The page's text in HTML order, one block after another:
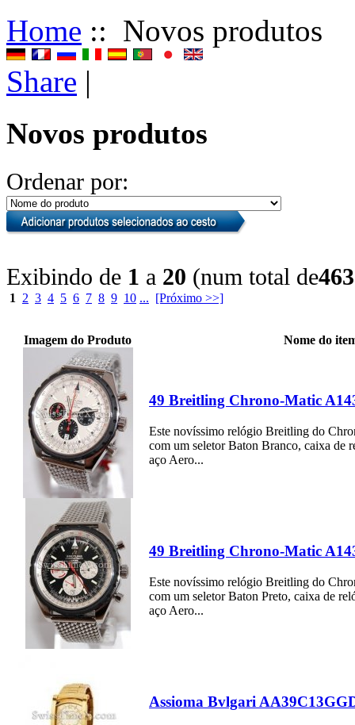
Home :: Novos produtos
Share |
Novos produtos
Ordenar por:
Exibindo de 1 a 20 (num total de
1 2 3 4 5 6 7 8 9 10 ... [Próximo >>]
Imagem do Produto Nome do
49 Breitling Chrono-Matic
Este novíssimo relógio Breitling do
com um seletor Baton Branco, caixa de
aço Aero...
49 Breitling Chrono-Matic
Este novíssimo relógio Breitling do
com um seletor Baton Preto, caixa de
aço Aero...
Assioma Bvlgari